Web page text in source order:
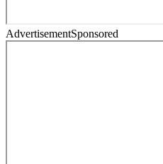
AdvertisementSponsored